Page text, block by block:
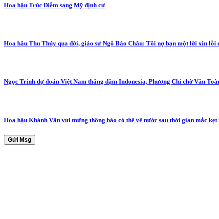
Hoa hậu Trúc Diễm sang Mỹ định cư
Hoa hậu Thu Thủy qua đời, giáo sư Ngô Bảo Châu: Tôi nợ bạn một lời xin lỗi
Ngọc Trinh dự đoán Việt Nam thắng đậm Indonesia, Phương Chi chờ Văn
Hoa hậu Khánh Vân vui mừng thông báo có thể về nước sau thời gian mắc
Gửi Msg